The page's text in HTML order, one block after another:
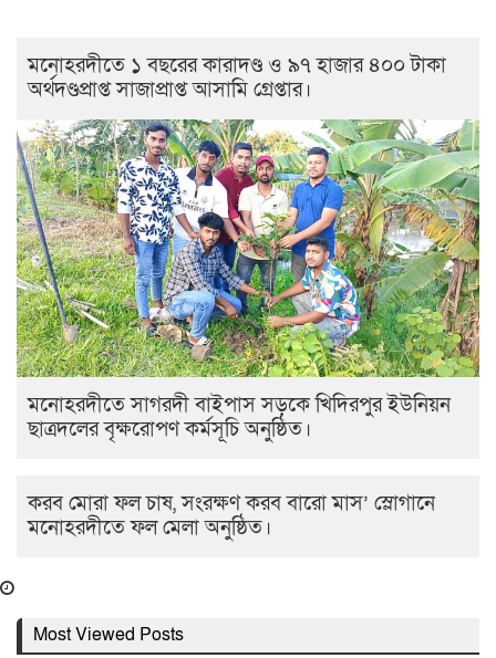
মনোহরদীতে ১ বছরের কারাদণ্ড ও ৯৭ হাজার ৪০০ টাকা
অর্থদণ্ডপ্রাপ্ত সাজাপ্রাপ্ত আসামি গ্রেপ্তার।
মনোহরদীতে সাগরদী বাইপাস সড়কে খিদিরপুর ইউনিয়ন
ছাত্রদলের বৃক্ষরোপণ কর্মসূচি অনুষ্ঠিত।
করব মোরা ফল চাষ, সংরক্ষণ করব বারো মাস’ স্লোগানে
মনোহরদীতে ফল মেলা অনুষ্ঠিত।
Most Viewed Posts